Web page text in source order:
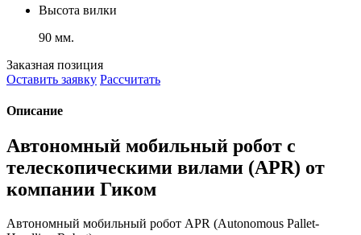
Высота вилки
90 мм.
Заказная позиция
Оставить заявку Рассчитать
Описание
Автономный мобильный робот с
телескопическими вилами (APR) от
компании Гиком
Автономный мобильный робот APR (Autonomous Pallet-